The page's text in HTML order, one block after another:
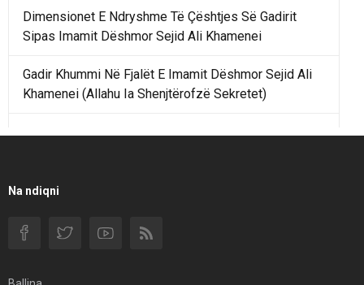
Dimensionet E Ndryshme Të Çështjes Së Gadirit
Sipas Imamit Dëshmor Sejid Ali Khamenei
Gadir Khummi Në Fjalët E Imamit Dëshmor Sejid Ali
Khamenei (Allahu Ia Shenjtërofzë Sekretet)
Një Rend Rajonal I Udhëhequr Nga Irani Kundrejt Një
Filmi I Shkurtër Iranian “Pasta Alfredo” Ka Udhëtuar
Na ndiqni